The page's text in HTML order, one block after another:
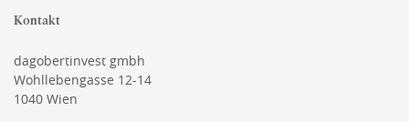
Kontakt
dagobertinvest gmbh
Wohllebengasse 12-14
1040 Wien